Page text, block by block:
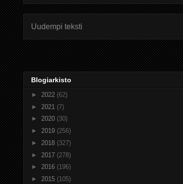
Uudempi teksti
Blogiarkisto
► 2022 (62)
► 2021 (7)
► 2020 (30)
► 2019 (256)
► 2018 (327)
► 2017 (278)
► 2016 (196)
► 2015 (105)